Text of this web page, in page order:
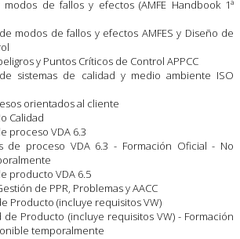
modos de fallos y efectos (AMFE Handbook 1ª
modos de fallos y efectos AMFES y Diseño de
y Puntos Críticos de Control APPCC
sistemas de calidad y medio ambiente ISO
orientados al cliente
Calidad
proceso VDA 6.3
de proceso VDA 6.3 - Formación Oficial - No
producto VDA 6.5
de PPR, Problemas y AACC
Producto (incluye requisitos VW)
de Producto (incluye requisitos VW) - Formación
temporalmente